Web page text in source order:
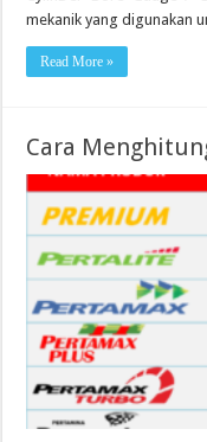
mekanik yang digunakan
Read More »
Cara